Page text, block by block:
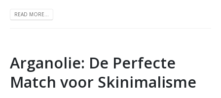
READ MORE...
Arganolie: De Perfecte
Match voor Skinimalisme